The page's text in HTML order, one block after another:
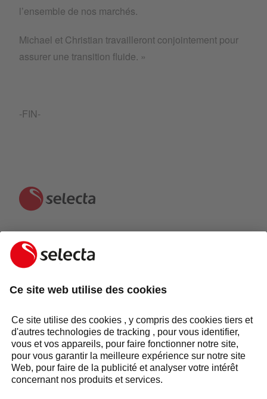
l’ensemble de nos marchés.
Michael et Christian travailleront conjointement pour
assurer une transition fluide. »
-FIN-
CONTACTEZ-NOUS ET RECEVEZ UNE OFFRE
GRATUITE:
CONTACTEZ-NOUS
Secteurs
Groupe Selecta